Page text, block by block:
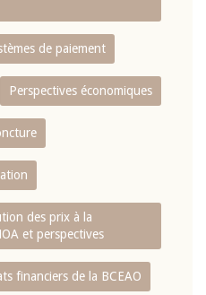
de paiement
Perspectives économiques
des prix à la
et perspectives
financiers de la BCEAO